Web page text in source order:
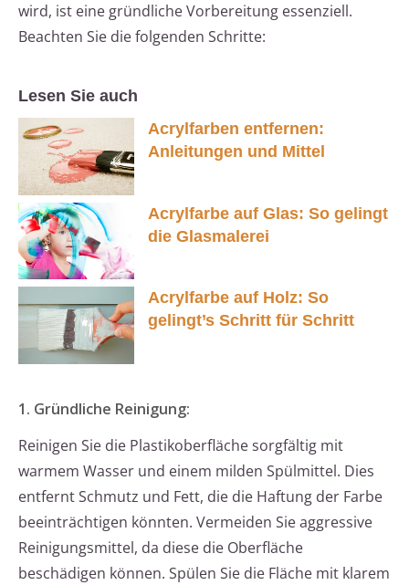
wird, ist eine gründliche Vorbereitung essenziell.
Beachten Sie die folgenden Schritte:
Lesen Sie auch
Acrylfarben entfernen:
Anleitungen und Mittel
Acrylfarbe auf Glas: So gelingt
die Glasmalerei
Acrylfarbe auf Holz: So
gelingt’s Schritt für Schritt
1. Gründliche Reinigung:
Reinigen Sie die Plastikoberfläche sorgfältig mit
warmem Wasser und einem milden Spülmittel. Dies
entfernt Schmutz und Fett, die die Haftung der Farbe
beeinträchtigen könnten. Vermeiden Sie aggressive
Reinigungsmittel, da diese die Oberfläche
beschädigen können. Spülen Sie die Fläche mit klarem